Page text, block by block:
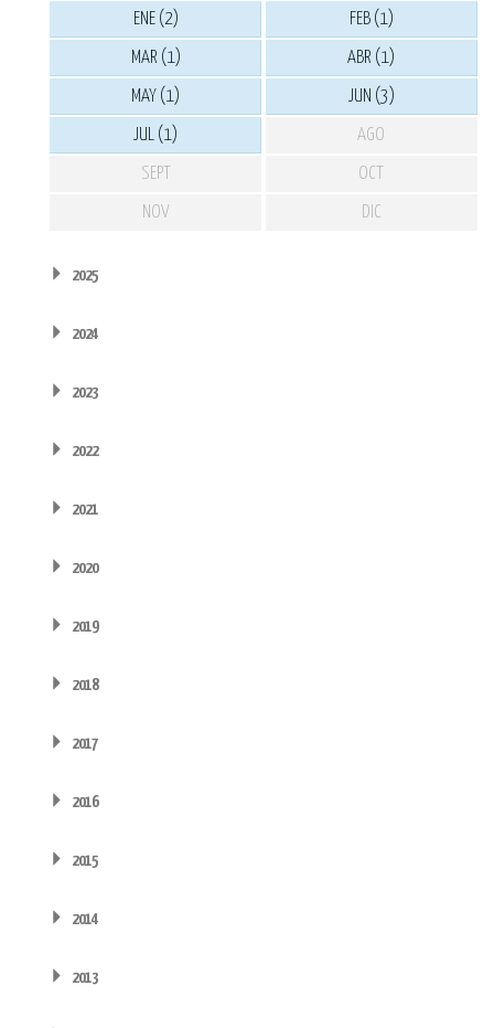
ENE (2) FEB (1)
MAR (1) ABR (1)
MAY (1) JUN (3)
JUL (1) AGO
SEPT OCT
NOV DIC
2025
2024
2023
2022
2021
2020
2019
2018
2017
2016
2015
2014
2013